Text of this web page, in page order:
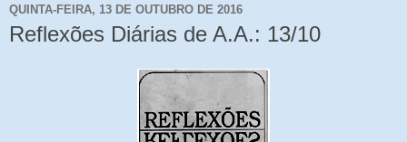
QUINTA-FEIRA, 13 DE OUTUBRO DE 2016
Reflexões Diárias de A.A.: 13/10